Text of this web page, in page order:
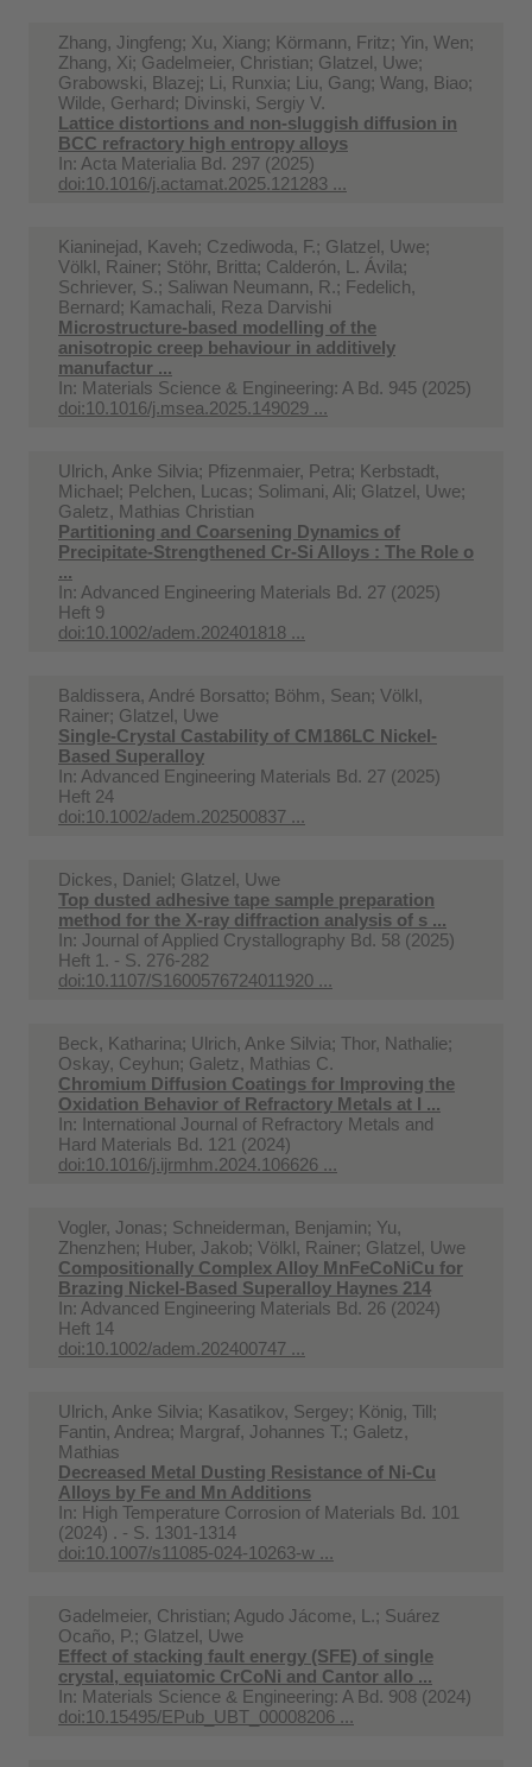
Zhang, Jingfeng; Xu, Xiang; Körmann, Fritz; Yin, Wen;
Zhang, Xi; Gadelmeier, Christian; Glatzel, Uwe;
Grabowski, Blazej; Li, Runxia; Liu, Gang; Wang, Biao;
Wilde, Gerhard; Divinski, Sergiy V.
Lattice distortions and non-sluggish diffusion in
BCC refractory high entropy alloys
In: Acta Materialia Bd. 297 (2025)
doi:10.1016/j.actamat.2025.121283 ...
Kianinejad, Kaveh; Czediwoda, F.; Glatzel, Uwe;
Völkl, Rainer; Stöhr, Britta; Calderón, L. Ávila;
Schriever, S.; Saliwan Neumann, R.; Fedelich,
Bernard; Kamachali, Reza Darvishi
Microstructure-based modelling of the
anisotropic creep behaviour in additively
manufactur ...
In: Materials Science & Engineering: A Bd. 945 (2025)
doi:10.1016/j.msea.2025.149029 ...
Ulrich, Anke Silvia; Pfizenmaier, Petra; Kerbstadt,
Michael; Pelchen, Lucas; Solimani, Ali; Glatzel, Uwe;
Galetz, Mathias Christian
Partitioning and Coarsening Dynamics of
Precipitate-Strengthened Cr-Si Alloys : The Role o
...
In: Advanced Engineering Materials Bd. 27 (2025)
Heft 9
doi:10.1002/adem.202401818 ...
Baldissera, André Borsatto; Böhm, Sean; Völkl,
Rainer; Glatzel, Uwe
Single-Crystal Castability of CM186LC Nickel-
Based Superalloy
In: Advanced Engineering Materials Bd. 27 (2025)
Heft 24
doi:10.1002/adem.202500837 ...
Dickes, Daniel; Glatzel, Uwe
Top dusted adhesive tape sample preparation
method for the X-ray diffraction analysis of s ...
In: Journal of Applied Crystallography Bd. 58 (2025)
Heft 1. - S. 276-282
doi:10.1107/S1600576724011920 ...
Beck, Katharina; Ulrich, Anke Silvia; Thor, Nathalie;
Oskay, Ceyhun; Galetz, Mathias C.
Chromium Diffusion Coatings for Improving the
Oxidation Behavior of Refractory Metals at I ...
In: International Journal of Refractory Metals and
Hard Materials Bd. 121 (2024)
doi:10.1016/j.ijrmhm.2024.106626 ...
Vogler, Jonas; Schneiderman, Benjamin; Yu,
Zhenzhen; Huber, Jakob; Völkl, Rainer; Glatzel, Uwe
Compositionally Complex Alloy MnFeCoNiCu for
Brazing Nickel-Based Superalloy Haynes 214
In: Advanced Engineering Materials Bd. 26 (2024)
Heft 14
doi:10.1002/adem.202400747 ...
Ulrich, Anke Silvia; Kasatikov, Sergey; König, Till;
Fantin, Andrea; Margraf, Johannes T.; Galetz,
Mathias
Decreased Metal Dusting Resistance of Ni-Cu
Alloys by Fe and Mn Additions
In: High Temperature Corrosion of Materials Bd. 101
(2024) . - S. 1301-1314
doi:10.1007/s11085-024-10263-w ...
Gadelmeier, Christian; Agudo Jácome, L.; Suárez
Ocaño, P.; Glatzel, Uwe
Effect of stacking fault energy (SFE) of single
crystal, equiatomic CrCoNi and Cantor allo ...
In: Materials Science & Engineering: A Bd. 908 (2024)
doi:10.15495/EPub_UBT_00008206 ...